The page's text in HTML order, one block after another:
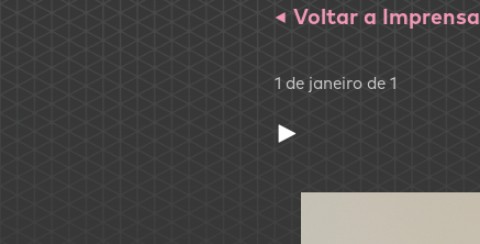
Voltar a Imprensa
1 de janeiro de 1